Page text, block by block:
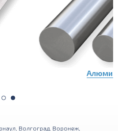
пруток (круг)
Волгоград Воронеж